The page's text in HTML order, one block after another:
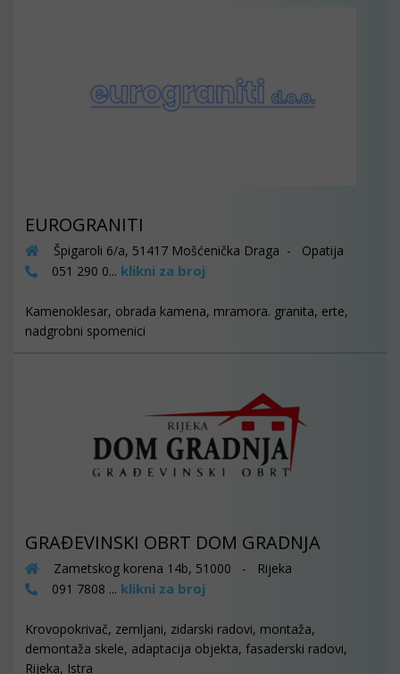
EUROGRANITI
Špigaroli 6/a, 51417 Mošćenička Draga - Opatija
051 290 0... klikni za broj
Kamenoklesar, obrada kamena, mramora. granita, erte,
nadgrobni spomenici
GRAĐEVINSKI OBRT DOM GRADNJA
Zametskog korena 14b, 51000 - Rijeka
091 7808 ... klikni za broj
Krovopokrivač, zemljani, zidarski radovi, montaža,
demontaža skele, adaptacija objekta, fasaderski radovi,
Rijeka, Istra